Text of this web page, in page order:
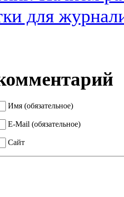
для
Имя (обязательное)
E-Mail (обязательное)
Сайт